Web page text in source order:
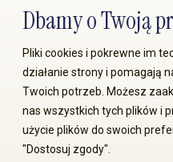
Zapłać przez:
Dbamy o Twoją
Pliki cookies i pokrewne im
działanie strony i pomagają
Twoich potrzeb. Możesz
nas wszystkich tych plików i
użycie plików do swoich
"Dostosuj zgody".